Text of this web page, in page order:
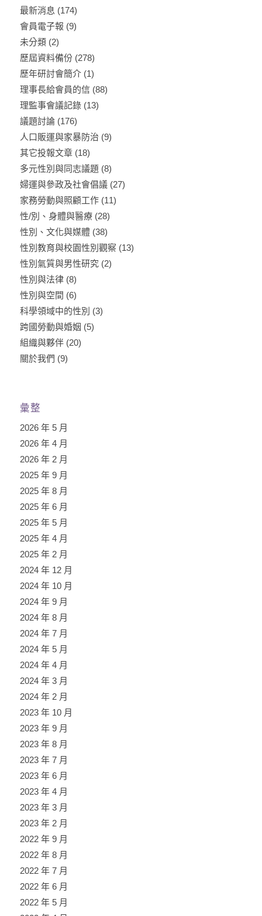
最新消息 (174)
會員電子報 (9)
未分類(2)
歷屆資料備份(278)
歷年研討會簡介(1)
理事長給會員的信(88)
理監事會議記錄(13)
議題討論(176)
人口販運與家暴防治 (9)
其它投報文章(18)
多元性別與同志議題(8)
婦運與參政及社會倡議(27)
家務勞動與照顧工作(11)
性/別、身體與醫療(28)
性別、文化與媒體(38)
性別教育與校園性別觀察 (13)
性別氣質與男性研究(2)
性別與法律(8)
性別與空間 (6)
科學領域中的性別 (3)
跨國勞動與婚姻 (5)
組織與夥伴(20)
關於我們 (9)
彙整
2026 年 5 月
2026 年 4 月
2026 年 2 月
2025 年 9 月
2025 年 8 月
2025 年 6 月
2025 年 5 月
2025 年 4 月
2025 年 2 月
2024 年 12 月
2024 年 10 月
2024 年 9 月
2024 年 8 月
2024 年 7 月
2024 年 5 月
2024 年 4 月
2024 年 3 月
2024 年 2 月
2023 年 10 月
2023 年 9 月
2023 年 8 月
2023 年 7 月
2023 年 6 月
2023 年 4 月
2023 年 3 月
2023 年 2 月
2022 年 9 月
2022 年 8 月
2022 年 7 月
2022 年 6 月
2022 年 5 月